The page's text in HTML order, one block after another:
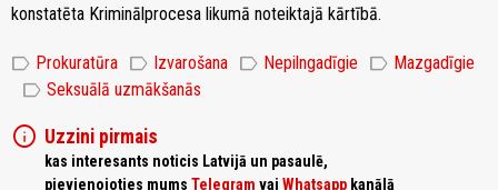
konstatēta Kriminālprocesa likumā noteiktajā kārtībā.
label Prokuratūra label Izvarošana label Nepilngadīgie label Mazgadīgie
label Seksuālā uzmākšanās
info Uzzini pirmais
kas interesants noticis Latvijā un pasaulē,
pievienojoties mums Telegram vai Whatsapp kanālā